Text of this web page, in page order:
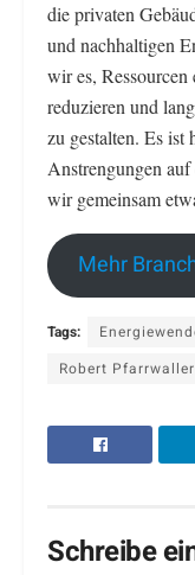
die privaten
und nachhaltigen
wir es,
reduzieren und
zu gestalten. Es ist
Anstrengungen
wir gemeinsam
Mehr
Tags:
Robert Pfarrwaller
Schreibe